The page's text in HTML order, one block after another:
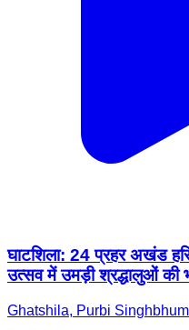
घाटशिला: 24 प्रहर अखंड
उत्सव में उमड़ी श्रद्धालुओं की
Ghatshila, Purbi